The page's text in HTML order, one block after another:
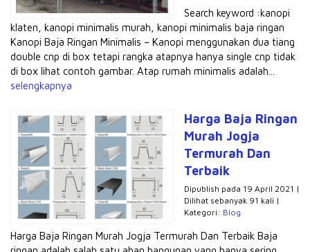
Search keyword :kanopi
klaten, kanopi minimalis murah, kanopi minimalis baja ringan
Kanopi Baja Ringan Minimalis – Kanopi menggunakan dua tiang
double cnp di box tetapi rangka atapnya hanya single cnp tidak
di box lihat contoh gambar. Atap rumah minimalis adalah...
selengkapnya
Harga Baja Ringan
Murah Jogja
Termurah Dan
Terbaik
Dipublish pada 19 April 2021 |
Dilihat sebanyak 91 kali |
Kategori: Blog
Harga Baja Ringan Murah Jogja Termurah Dan Terbaik Baja